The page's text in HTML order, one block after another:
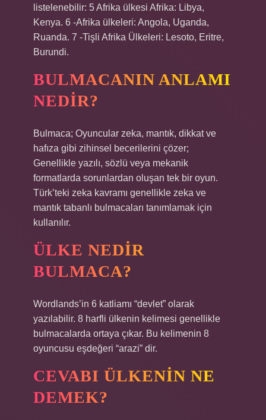
listelenebilir: 5 Afrika ülkesi Afrika: Libya,
Kenya. 6 -Afrika ülkeleri: Angola, Uganda,
Ruanda. 7 -Tişli Afrika Ülkeleri: Lesoto, Eritre,
Burundi.
BULMACANIN ANLAMI
NEDIR?
Bulmaca; Oyuncular zeka, mantık, dikkat ve
hafıza gibi zihinsel becerilerini çözer;
Genellikle yazılı, sözlü veya mekanik
formatlarda sorunlardan oluşan tek bir oyun.
Türk’teki zeka kavramı genellikle zeka ve
mantık tabanlı bulmacaları tanımlamak için
kullanılır.
ÜLKE NEDIR
BULMACA?
Wordlands’in 6 katliamı “devlet” olarak
yazılabilir. 8 harfli ülkenin kelimesi genellikle
bulmacalarda ortaya çıkar. Bu kelimenin 8
oyuncusu eşdeğeri “arazi” dir.
CEVABI ÜLKENIN NE
DEMEK?